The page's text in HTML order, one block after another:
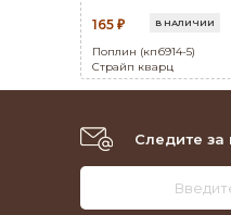
165 ₽ В НАЛИЧИИ
Поплин (кпб914-5)
Страйп кварц
Следите